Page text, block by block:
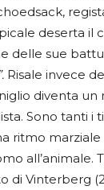
deserta
delle sue
Risale invece
diventa
Sono tanti i
ritmo
all’animale.
di Vinterberg